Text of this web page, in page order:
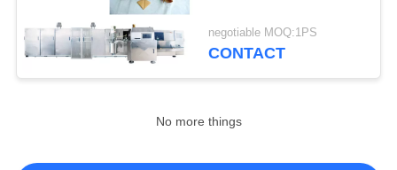
วาฟเฟิล
negotiable MOQ:1PS
CONTACT
No more things